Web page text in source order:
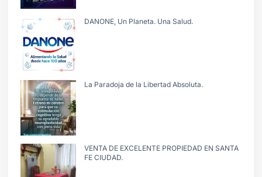
DANONE, Un Planeta. Una Salud.
La Paradoja de la Libertad Absoluta.
VENTA DE EXCELENTE PROPIEDAD EN SANTA
FE CIUDAD.